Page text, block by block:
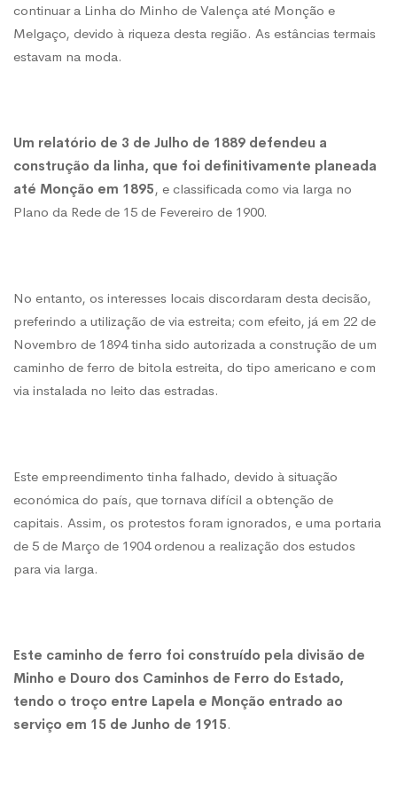
continuar a Linha do Minho de Valença até Monção e
Melgaço, devido à riqueza desta região. As estâncias termais
estavam na moda.
Um relatório de 3 de Julho de 1889 defendeu a
construção da linha, que foi definitivamente planeada
até Monção em 1895, e classificada como via larga no
Plano da Rede de 15 de Fevereiro de 1900.
No entanto, os interesses locais discordaram desta decisão,
preferindo a utilização de via estreita; com efeito, já em 22 de
Novembro de 1894 tinha sido autorizada a construção de um
caminho de ferro de bitola estreita, do tipo americano e com
via instalada no leito das estradas.
Este empreendimento tinha falhado, devido à situação
económica do país, que tornava difícil a obtenção de
capitais. Assim, os protestos foram ignorados, e uma portaria
de 5 de Março de 1904 ordenou a realização dos estudos
para via larga.
Este caminho de ferro foi construído pela divisão de
Minho e Douro dos Caminhos de Ferro do Estado,
tendo o troço entre Lapela e Monção entrado ao
serviço em 15 de Junho de 1915.